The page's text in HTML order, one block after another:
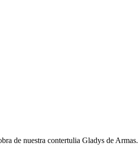
de nuestra contertulia Gladys de Armas.